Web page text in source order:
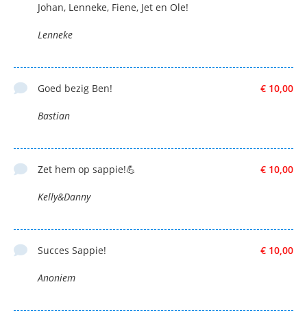
Johan, Lenneke, Fiene, Jet en Ole!
Lenneke
€ 10,00
Goed bezig Ben!
Bastian
€ 10,00
Zet hem op sappie!💪
Kelly&Danny
€ 10,00
Succes Sappie!
Anoniem